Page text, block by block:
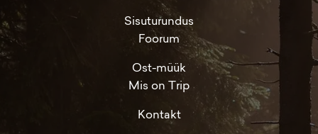
Sisuturundus
Foorum
Ost-müük
Mis on Trip
Kontakt